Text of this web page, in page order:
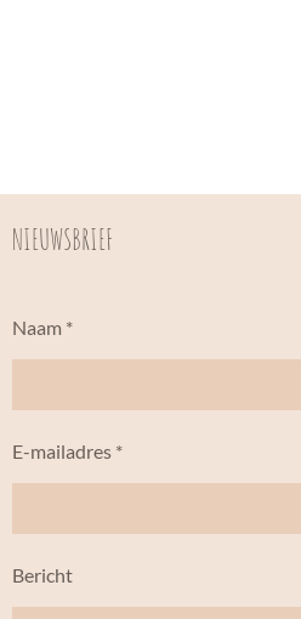
NIEUWSBRIEF
Naam *
E-mailadres *
Bericht